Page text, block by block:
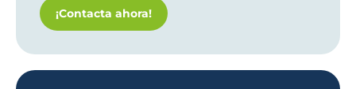
¡Contacta ahora!